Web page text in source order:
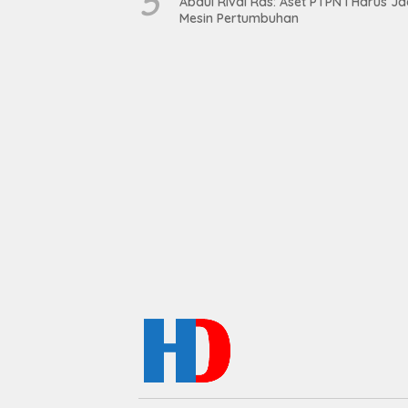
Mesin Pertumbuhan